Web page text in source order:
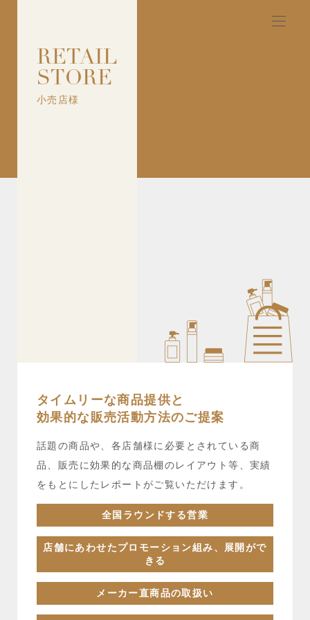
RETAIL
STORE
小売店様
タイムリーな商品提供と
効果的な販売活動方法のご提案
話題の商品や、各店舗様に必要とされている商
品、販売に効果的な商品棚のレイアウト等、実績
をもとにしたレポートがご覧いただけます。
全国ラウンドする営業
店舗にあわせたプロモーション組み、展開がで
きる
メーカー直商品の取扱い